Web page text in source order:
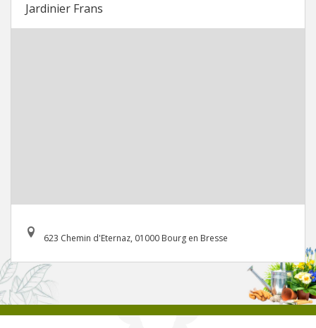
Jardinier Frans
623 Chemin d'Eternaz, 01000 Bourg en Bresse